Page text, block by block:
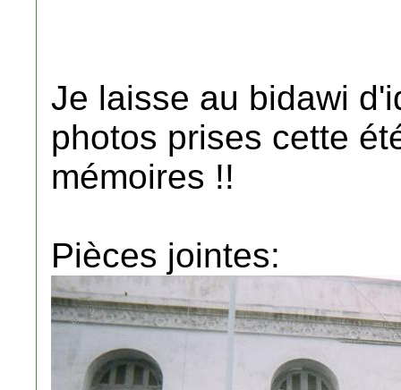
Je laisse au bidawi
photos prises cette
mémoires !!
Pièces jointes: